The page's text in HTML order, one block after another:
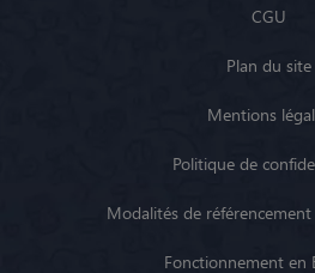
CGU
Plan du site
Mentions
Politique de
Modalités de
Fonctionnement en